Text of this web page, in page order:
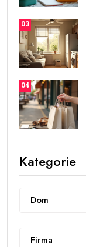
03
04
Kategorie
Dom
Firma